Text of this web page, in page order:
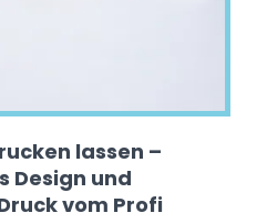
lassen –
Design und
vom Profi